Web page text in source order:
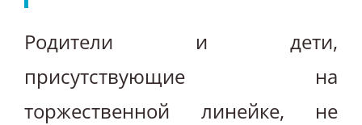
Родители и дети,
присутствующие на
торжественной линейке, не